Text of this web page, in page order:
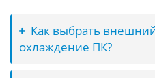
Как выбрать
охлаждение ПК?